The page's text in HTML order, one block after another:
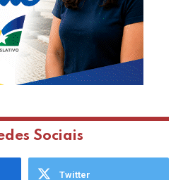
Sociais
Twitter